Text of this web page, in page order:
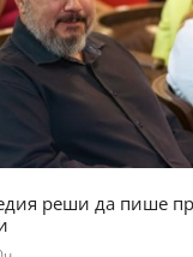
реши да пише